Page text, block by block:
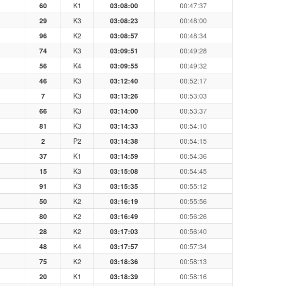
60 K1 03:08:00
00:47:37
29 K3 03:08:23
00:48:00
96 K2 03:08:57
00:48:34
74 K3 03:09:51
00:49:28
56 K4 03:09:55
00:49:32
46 K3 03:12:40
00:52:17
7 K3 03:13:26
00:53:03
66 K3 03:14:00
00:53:37
81 K3 03:14:33
00:54:10
2 P2 03:14:38
00:54:15
37 K1 03:14:59
00:54:36
15 K3 03:15:08
00:54:45
91 K3 03:15:35
00:55:12
50 K2 03:16:19
00:55:56
80 K2 03:16:49
00:56:26
28 K2 03:17:03
00:56:40
48 K4 03:17:57
00:57:34
75 K2 03:18:36
00:58:13
20 K1 03:18:39
00:58:16